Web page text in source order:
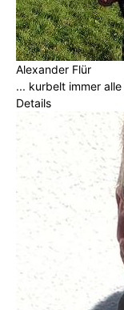
Alexander Flür
... kurbelt immer
Details